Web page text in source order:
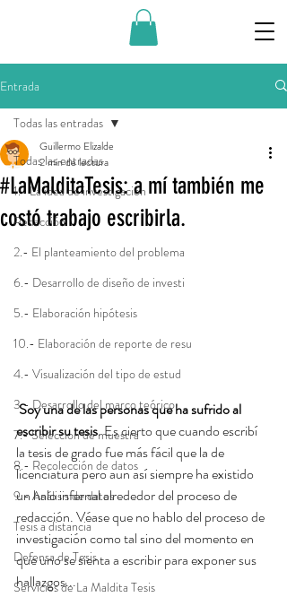
Entrada
Todas las entradas
1.- La idea de investigación
Redacción
2.- El planteamiento del problema
6.- Desarrollo de diseño de investi
5.- Elaboración hipótesis
10.- Elaboración de reporte de resu
4.- Visualización del tipo de estud
3.- Desarrollo del marco teórico
7.- Seleccion de muestra
8.- Recolección de datos
9.- Análisis de datos
Tesis a distancia
Defensa de Tesis
Servicios de La Maldita Tesis
Todas las entradas
#LaMalditaTesis: a mí también me
costó trabajo escribirla.
Guillermo Elizalde
2 min de lectura
Soy una de las personas que ha sufrido al
escribir su tesis. Es cierto que cuando escribí
la tesis de grado fue más fácil que la de
licenciatura pero aun así siempre ha existido
un halo infernal alrededor del proceso de
redacción. Véase que no hablo del proceso de
investigación como tal sino del momento en
que uno se sienta a escribir para exponer sus
hallazgos...